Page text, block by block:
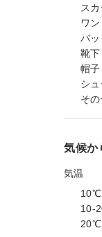
スカ
ワ
バッ
靴下
帽子
シ
そ
気候か
気温
10℃
10-
20℃